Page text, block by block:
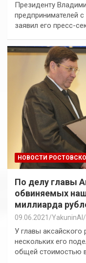
Президенту
предпринимателей
заявил его пресс-
НОВОСТИ
По делу главы
обвиняемых
миллиарда
09.06.2021 YakuninAI
У главы аксайского
нескольких его
общей стоимостью